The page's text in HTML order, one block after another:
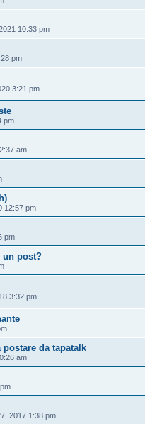
10:33 pm
pm
3:21 pm
pm
am
12:57 pm
pm
un post?
3:32 pm
da tapatalk
am
2017 1:38 pm